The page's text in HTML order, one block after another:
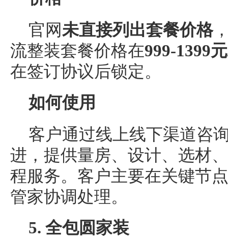
官网未直接列出套餐价格
流整装套餐价格在999-1399
在签订协议后锁定。
如何使用
客户通过线上线下渠道咨
进，提供量房、设计、选材
程服务。客户主要在关键节
管家协调处理。
5. 全包圆家装